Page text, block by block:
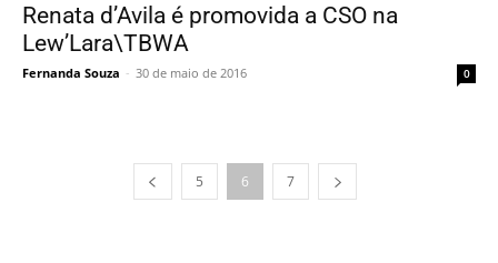
Renata d’Avila é promovida a CSO na
Lew’Lara\TBWA
Fernanda Souza - 30 de maio de 2016 0
5 6 7